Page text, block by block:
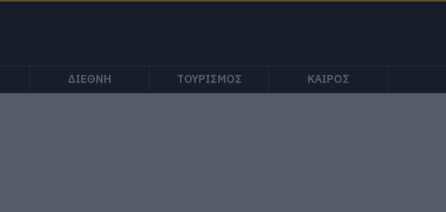
ΔΙΕΘΝΗ ΤΟΥΡΙΣΜΟΣ ΚΑΙΡΟΣ